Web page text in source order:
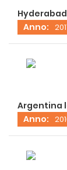
Hyderabad
Anno:
Argentina
Anno: